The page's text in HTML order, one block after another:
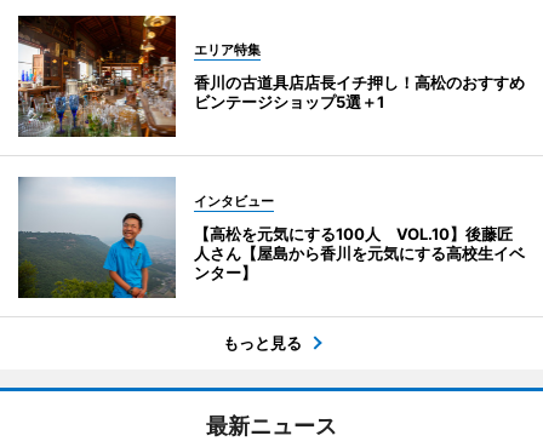
エリア特集
香川の古道具店店長イチ押し！高松のおすすめ
ビンテージショップ5選＋1
インタビュー
【高松を元気にする100人 VOL.10】後藤匠
人さん【屋島から香川を元気にする高校生イベ
ンター】
もっと見る
最新ニュース